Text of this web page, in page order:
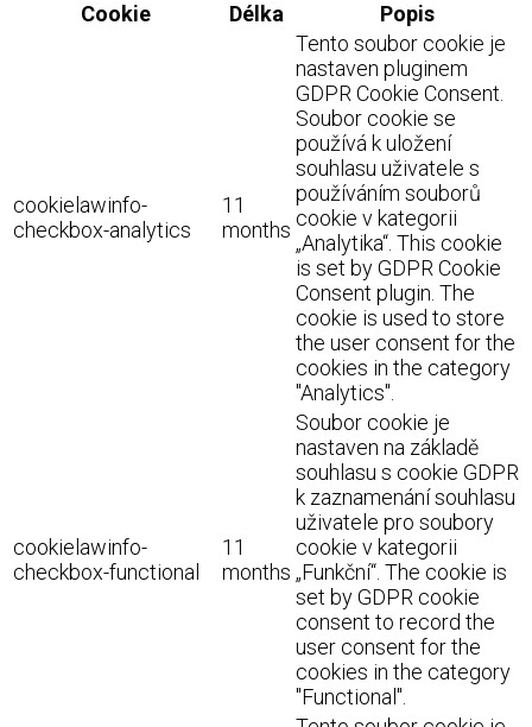
Cookie
Délka Popis
cookielawinfo-
checkbox-analytics
11
months
Tento soubor cookie je
nastaven pluginem
GDPR Cookie Consent.
Soubor cookie se
používá k uložení
souhlasu uživatele s
používáním souborů
cookie v kategorii
„Analytika“. This cookie
is set by GDPR Cookie
Consent plugin. The
cookie is used to store
the user consent for the
cookies in the category
"Analytics".
cookielawinfo-
checkbox-functional
11
months
Soubor cookie je
nastaven na základě
souhlasu s cookie GDPR
k zaznamenání souhlasu
uživatele pro soubory
cookie v kategorii
„Funkční“. The cookie is
set by GDPR cookie
consent to record the
user consent for the
cookies in the category
"Functional".